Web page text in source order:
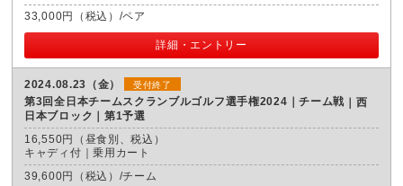
33,000円（税込）/ペア
詳細・エントリー
2024.08.23（金） 受付終了
第3回全日本チームスクランブルゴルフ選手権2024｜チーム戦
西
日本ブロック｜第1予選
16,550円（昼食別、税込）
キャディ付｜乗用カート
39,600円（税込）/チーム